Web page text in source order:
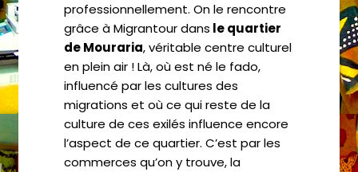
professionnellement. On le rencontre
grâce à Migrantour dans le quartier
de Mouraria, véritable centre culturel
en plein air ! Là, où est né le fado,
influencé par les cultures des
migrations et où ce qui reste de la
culture de ces exilés influence encore
l’aspect de ce quartier. C’est par les
commerces qu’on y trouve, la